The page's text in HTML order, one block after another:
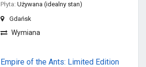
Płyta: Używana (idealny stan)
Gdańsk
Wymiana
Empire of the Ants: Limited Edition